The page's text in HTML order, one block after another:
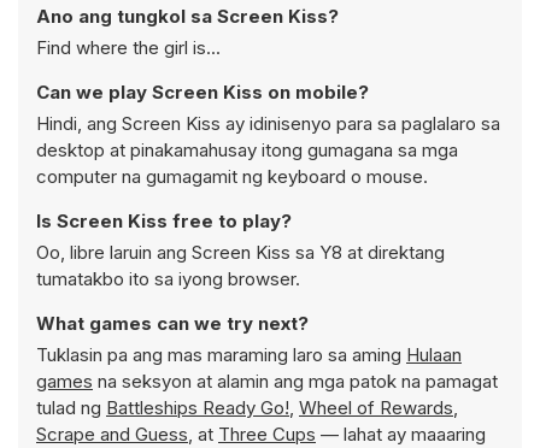
Ano ang tungkol sa Screen Kiss?
Find where the girl is...
Can we play Screen Kiss on mobile?
Hindi, ang Screen Kiss ay idinisenyo para sa paglalaro sa
desktop at pinakamahusay itong gumagana sa mga
computer na gumagamit ng keyboard o mouse.
Is Screen Kiss free to play?
Oo, libre laruin ang Screen Kiss sa Y8 at direktang
tumatakbo ito sa iyong browser.
What games can we try next?
Tuklasin pa ang mas maraming laro sa aming Hulaan
games na seksyon at alamin ang mga patok na pamagat
tulad ng Battleships Ready Go!, Wheel of Rewards,
Scrape and Guess, at Three Cups — lahat ay maaaring